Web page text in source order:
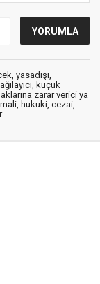
yasadışı,
küçük
zarar verici ya
hukuki, cezai,